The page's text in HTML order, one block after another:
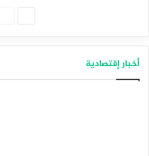
أخبار إقتصادية